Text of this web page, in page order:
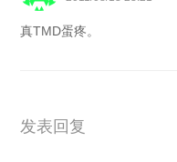
真TMD蛋疼。
发表回复